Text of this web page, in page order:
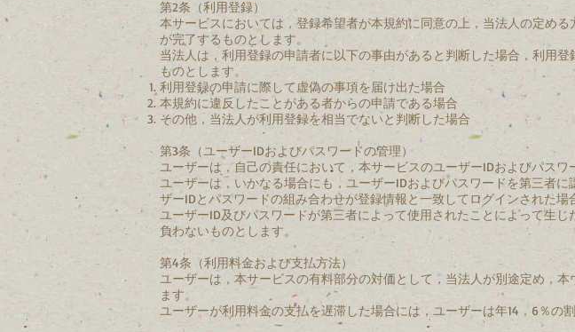
第2条（利用登録）
本サービスにおいては，登録希望者が本規約に同意の上，当法人の定め
が完了するものとします。
当法人は，利用登録の申請者に以下の事由があると判断した場合，利用
ものとします。
利用登録の申請に際して虚偽の事項を届け出た場合
本規約に違反したことがある者からの申請である場合
その他，当法人が利用登録を相当でないと判断した場合
第3条（ユーザーIDおよびパスワードの管理）
ユーザーは，自己の責任において，本サービスのユーザーIDおよびパスワ
ユーザーは，いかなる場合にも，ユーザーIDおよびパスワードを第三者
ザーIDとパスワードの組み合わせが登録情報と一致してログインされた
ユーザーID及びパスワードが第三者によって使用されたことによって生
負わないものとします。
第4条（利用料金および支払方法）
ユーザーは，本サービスの有料部分の対価として，当法人が別途定め，
ます。
ユーザーが利用料金の支払を遅滞した場合には，ユーザーは年14．6％の